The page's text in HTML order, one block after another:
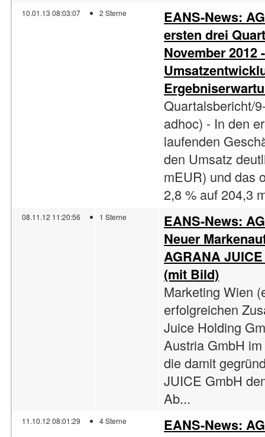
10.01.13 08:03:07 2 Sterne
EANS-News:
ersten drei
November 2012
Quartalsbericht/
adhoc) - In den
laufenden
den Umsatz
mEUR) und das
2,8 % auf 204,3
08.11.12 11:20:56 1 Sterne
EANS-News:
Neuer
AGRANA
(mit Bild)
Marketing Wien
erfolgreichen
Juice Holding
Austria GmbH
die damit
JUICE GmbH
Ab...
11.10.12 08:01:29 4 Sterne
EANS-News: